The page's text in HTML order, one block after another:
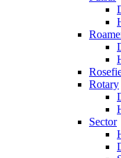
Rotary
Sector